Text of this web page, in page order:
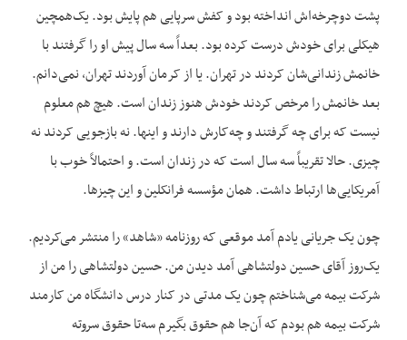
پشت دوچرخه‌اش انداخته بود و کفش سرپایی هم پایش بود. یک‌همچین
هیکلی برای خودش درست کرده بود. بعداً سه سال پیش او را گرفتند با
خانمش زندانی‌شان کردند در تهران. یا از کرمان آوردند تهران، نمی‌دانم.
بعد خانمش را مرخص کردند خودش هنوز زندان است. هیچ هم معلوم
نیست که برای چه گرفتند و چه‌کارش دارند و اینها. نه بازجویی کردند نه
چیزی. حالا تقریباً سه سال است که در زندان است. و احتمالاً خوب با
آمریکایی‌ها ارتباط داشت. همان مؤسسه فرانکلین و این چیزها.
چون یک جریانی یادم آمد موقعی که روزنامه «شاهد» را منتشر می‌کردیم.
یک‌روز آقای حسین دولتشاهی آمد دیدن من. حسین دولتشاهی را من از
شرکت بیمه می‌شناختم چون یک مدتی در کنار درس دانشگاه من کارمند
شرکت بیمه هم بودم که آن‌جا هم حقوق بگیرم سه‌تا حقوق سروته